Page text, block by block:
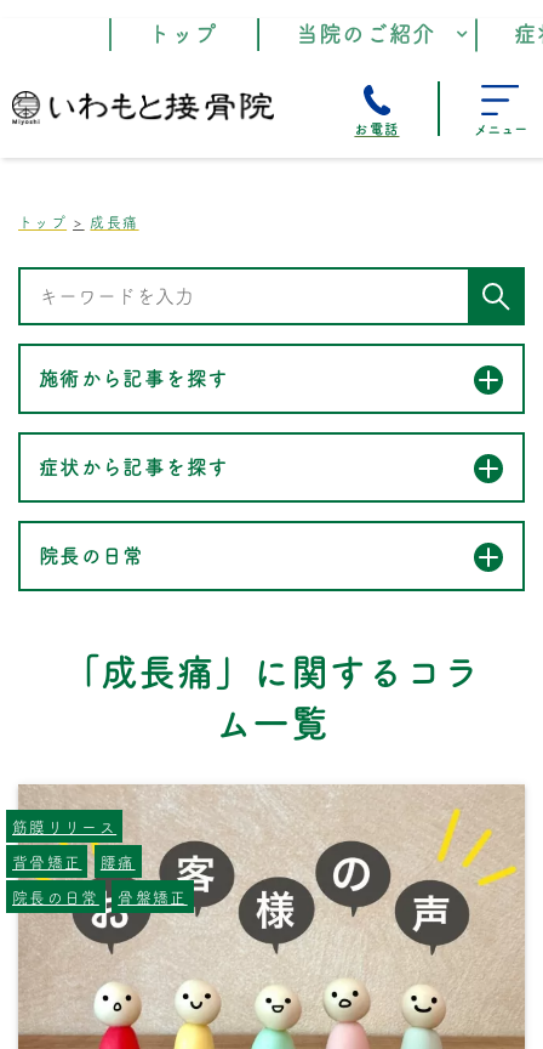
トップ 当院のご紹介
お電話 メニュー
トップ 成長痛
施術から記事を探す
症状から記事を探す
院長の日常
「成長痛」に関するコラ
ム一覧
筋膜リリース
背骨矯正
腰痛
院長の日常
骨盤矯正